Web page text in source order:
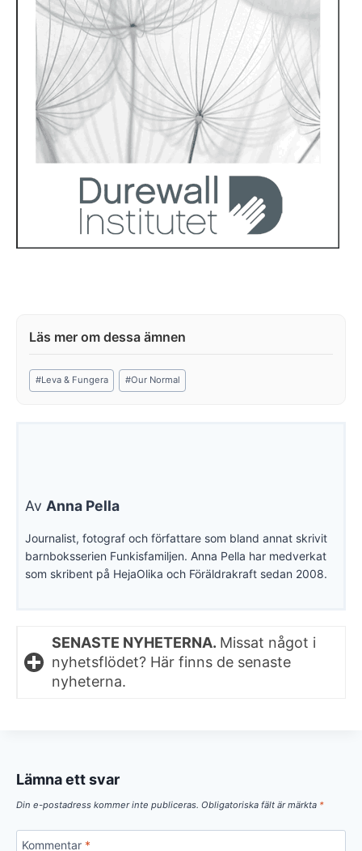
Post
Tags:
#Leva & Fungera #Our Normal
Av Anna Pella
Journalist, fotograf och författare som bland annat skrivit
barnboksserien Funkisfamiljen. Anna Pella har medverkat
som skribent på HejaOlika och Föräldrakraft sedan 2008.
SENASTE NYHETERNA. Missat något i
nyhetsflödet? Här finns de senaste
nyheterna.
Lämna ett svar
Din e-postadress kommer inte publiceras. Obligatoriska fält är märkta *
Kommentar *